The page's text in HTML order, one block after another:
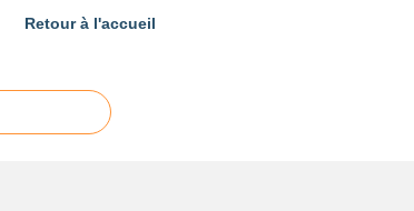
Retour à l'accueil